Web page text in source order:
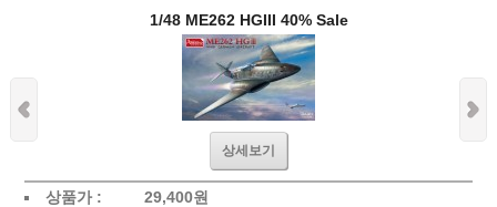
1/48 ME262 HGIII 40% Sale
상세보기
상품가 : 29,400원